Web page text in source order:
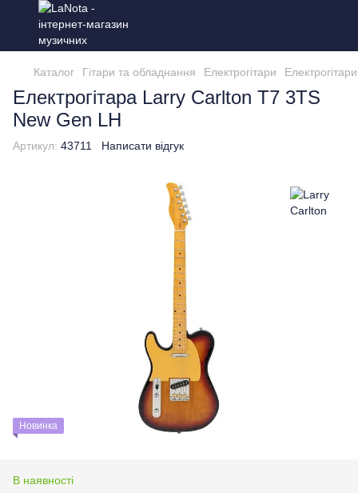
Каталог Гітари та обладнання Електрогітари
Електрогітара Larry Carlton T7 3TS
New Gen LH
Артикул: 43711 Написати відгук
Новинка
В наявності